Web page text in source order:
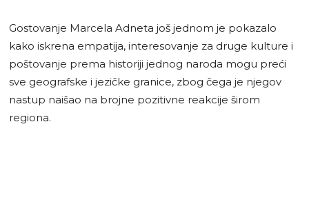
Gostovanje Marcela Adneta još jednom je pokazalo
kako iskrena empatija, interesovanje za druge kulture i
poštovanje prema historiji jednog naroda mogu preći
sve geografske i jezičke granice, zbog čega je njegov
nastup naišao na brojne pozitivne reakcije širom
regiona.